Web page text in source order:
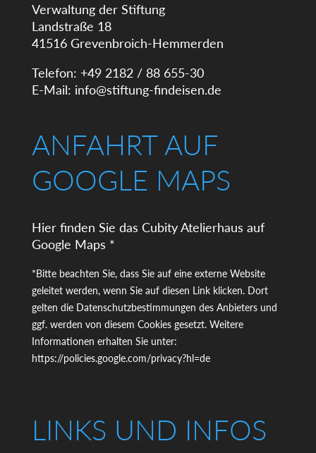
Verwaltung der Stiftung
Landstraße 18
41516 Grevenbroich-Hemmerden
Telefon: +49 2182 / 88 655-30
E-Mail: info@stiftung-findeisen.de
ANFAHRT AUF
GOOGLE MAPS
Hier finden Sie das Cubity Atelierhaus auf
Google Maps *
*Bitte beachten Sie, dass Sie auf eine externe Website
geleitet werden, wenn Sie auf diesen Link klicken. Dort
gelten die Datenschutzbestimmungen des Anbieters und
ggf. werden von diesem Cookies gesetzt. Weitere
Informationen erhalten Sie unter:
https://policies.google.com/privacy?hl=de
LINKS UND INFOS